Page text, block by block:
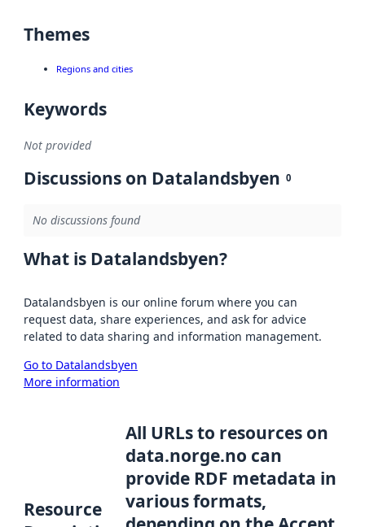
Themes
Regions and cities
Keywords
Not provided
Discussions on Datalandsbyen 0
No discussions found
What is Datalandsbyen?
Datalandsbyen is our online forum where you can
request data, share experiences, and ask for advice
related to data sharing and information management.
Go to Datalandsbyen
More information
Resource
All URLs to resources on
data.norge.no can
provide RDF metadata in
various formats,